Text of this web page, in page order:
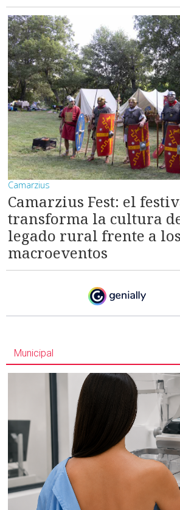
Camarzius
Camarzius Fest: el
transforma la cultura
legado rural frente a los
macroeventos
Municipal